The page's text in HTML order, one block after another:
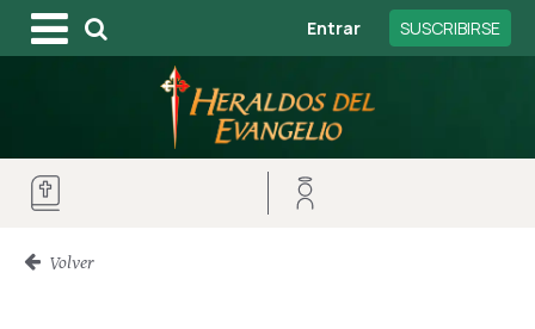
Entrar SUSCRIBIRSE
Volver